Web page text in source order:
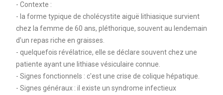
- Contexte :
- la forme typique de cholécystite aiguë lithiasique survient
chez la femme de 60 ans, pléthorique, souvent au lendemain
d'un repas riche en graisses.
- quelquefois révélatrice, elle se déclare souvent chez une
patiente ayant une lithiase vésiculaire connue.
- Signes fonctionnels : c'est une crise de colique hépatique.
- Signes généraux : il existe un syndrome infectieux